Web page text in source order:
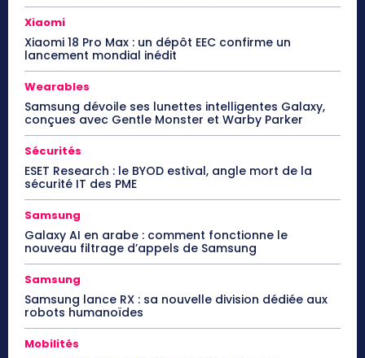
Xiaomi
Xiaomi 18 Pro Max : un dépôt EEC confirme un
lancement mondial inédit
Wearables
Samsung dévoile ses lunettes intelligentes Galaxy,
conçues avec Gentle Monster et Warby Parker
Sécurités
ESET Research : le BYOD estival, angle mort de la
sécurité IT des PME
Samsung
Galaxy AI en arabe : comment fonctionne le
nouveau filtrage d’appels de Samsung
Samsung
Samsung lance RX : sa nouvelle division dédiée aux
robots humanoïdes
Mobilités